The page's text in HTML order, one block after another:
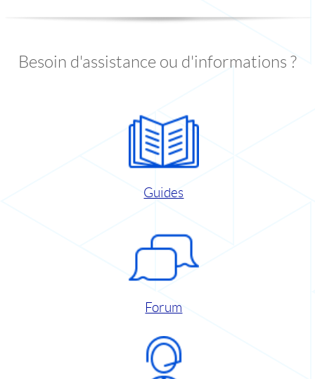
Besoin d'assistance ou d'informations ?
Guides
Forum